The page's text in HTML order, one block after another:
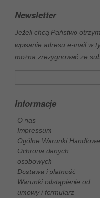
Newsletter
Jeżeli chcą Państwo
wpisanie adresu e-mail w
można zrezygnować ze
Informacje
O nas
Impressum
Ogólne Warunki Handlowe
Ochrona danych
osobowych
Dostawa i platność
Warunki odstąpienie od
umowy i formularz